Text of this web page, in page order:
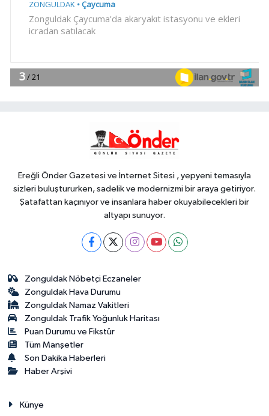
18:52Türk Tarih Kurumu'ndan tarihi
18:48 .
Ereğli Önder Gazetesi ve İnternet Sitesi , yepyeni temasıyla
sizleri buluştururken, sadelik ve modernizmi bir araya getiriyor.
Şatafattan kaçınıyor ve insanlara haber okuyabilecekleri bir
altyapı sunuyor.
Zonguldak Nöbetçi Eczaneler
Zonguldak Hava Durumu
Zonguldak Namaz Vakitleri
Zonguldak Trafik Yoğunluk Haritası
Puan Durumu ve Fikstür
Tüm Manşetler
Son Dakika Haberleri
Haber Arşivi
Künye